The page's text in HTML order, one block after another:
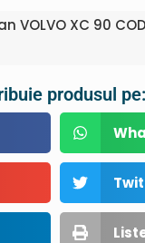
VOLVO XC 90
produsul pe: